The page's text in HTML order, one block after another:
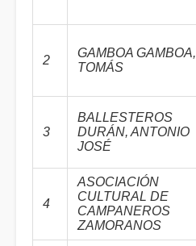
2
GAMBOA GAMBOA,
TOMÁS
3
BALLESTEROS
DURÁN, ANTONIO
JOSÉ
4
ASOCIACIÓN
CULTURAL DE
CAMPANEROS
ZAMORANOS